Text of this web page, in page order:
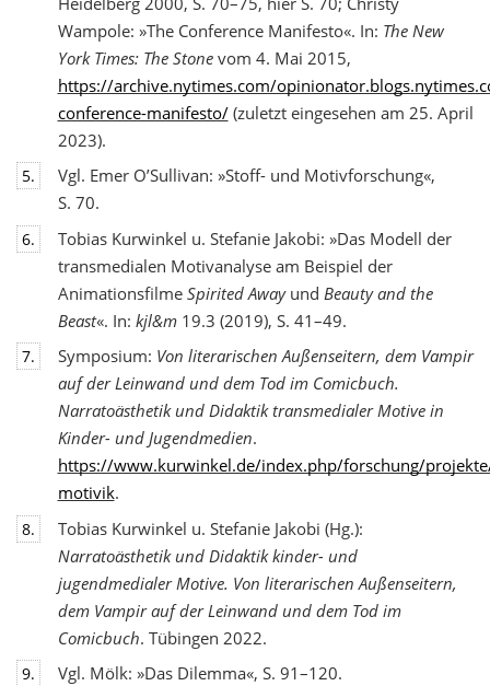
Wampole: »The Conference Manifesto«. In: The New
York Times: The Stonevom 4. Mai 2015,
https://archive.nytimes.com/
conference-manifesto/(zuletzt eingesehen am 25. April
2023).
5.
Vgl. Emer O’Sullivan: »Stoff- und Motivforschung«,
S. 70.
6.
Tobias Kurwinkel u. Stefanie Jakobi: »Das Modell der
transmedialen Motivanalyse am Beispiel der
Animationsfilme Spirited Awayund Beauty and the
Beast«. In: kjl&m19.3 (2019), S. 41–49.
7. Symposium: Von literarischen Außenseitern, dem Vampir
auf der Leinwand und dem Tod im Comicbuch.
Narratoästhetik und Didaktik transmedialer Motive in
Kinder- und Jugendmedien.
https://www.kurwinkel.de/index.php/forschung/
motivik.
8.
Tobias Kurwinkel u. Stefanie Jakobi (Hg.):
Narratoästhetik und Didaktik kinder- und
jugendmedialer Motive. Von literarischen Außenseitern,
dem Vampir auf der Leinwand und dem Tod im
Comicbuch. Tübingen 2022.
9. Vgl. Mölk: »Das Dilemma«, S. 91–120.